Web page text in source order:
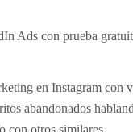
Ads con prueba
en Instagram con
abandonados
con otros similares.